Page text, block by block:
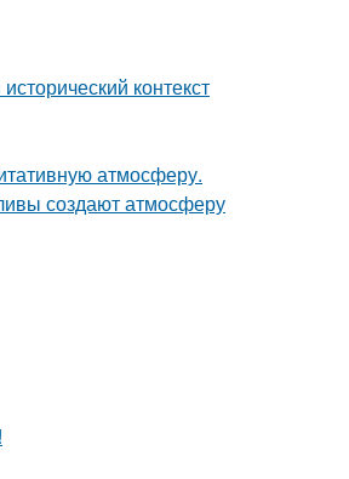
контекст
атмосферу.
создают атмосферу